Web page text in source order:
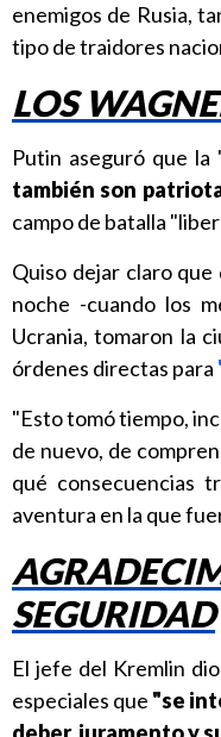
enemigos de Rusia,
tipo de traidores
LOS
Putin aseguró que
también son
campo de batalla
Quiso dejar claro
noche -cuando los
Ucrania, tomaron la
órdenes directas para
"Esto tomó tiempo,
de nuevo, de
qué consecuencias
aventura en la que
SEGURIDAD
El jefe del Kremlin
especiales que "se